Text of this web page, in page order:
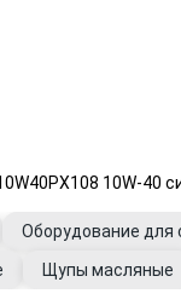
10W-40
Оборудование для
Щупы масляные